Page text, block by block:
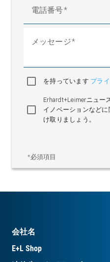
電話番号
メッセージ
を持っています プラ
Erhardt+Leimerニュー
イノベーションなど
け取りましょう。
*必須項目
会社名
E+L Shop